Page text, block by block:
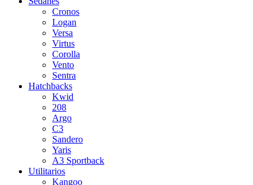
Cronos
Logan
Versa
Virtus
Corolla
Vento
Sentra
Hatchbacks
Kwid
208
Argo
C3
Sandero
Yaris
A3 Sportback
Utilitarios
Kangoo